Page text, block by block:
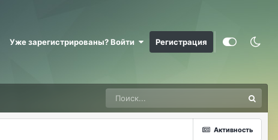
Уже зарегистрированы? Войти Регистрация
Активность
ДусяАгрегаТ 08/04/26 09:23 AM
Последние два клана с сервера вышли
Justina 08/04/26 10:24 AM
@ДусяАгрегаТ например какие?
Арена Улитки Касты не вижу не кого (